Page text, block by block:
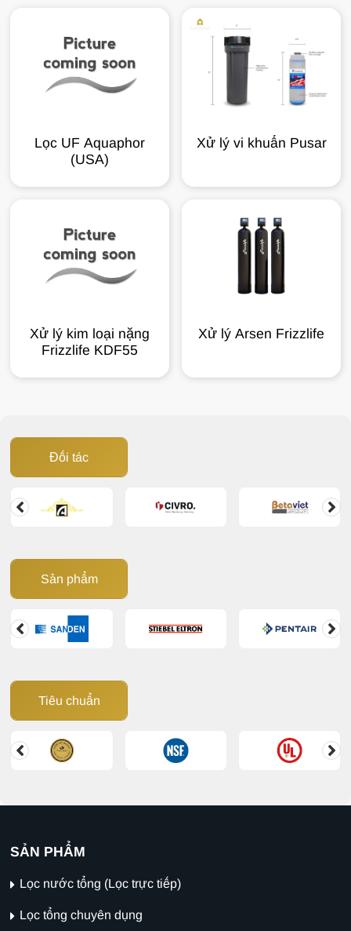
Lọc UF Aquaphor
(USA)
Xử lý vi khuẩn Pusar
Xử lý kim loại nặng
Frizzlife KDF55
Xử lý Arsen Frizzlife
Đối tác
Sản phẩm
Tiêu chuẩn
SẢN PHẨM
Lọc nước tổng (Lọc trực tiếp)
Lọc tổng chuyên dụng